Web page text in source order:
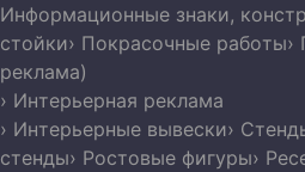
Информационные знаки,
стойки› Покрасочные работы›
реклама)
› Интерьерная реклама
› Интерьерные вывески›
стенды› Ростовые фигуры›